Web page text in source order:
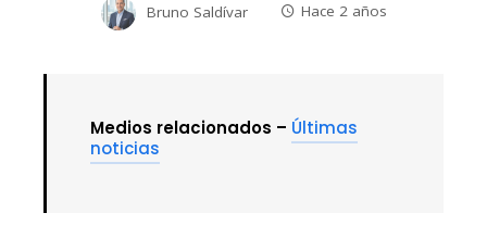
Bruno Saldívar Hace 2 años
Medios relacionados – Últimas
noticias